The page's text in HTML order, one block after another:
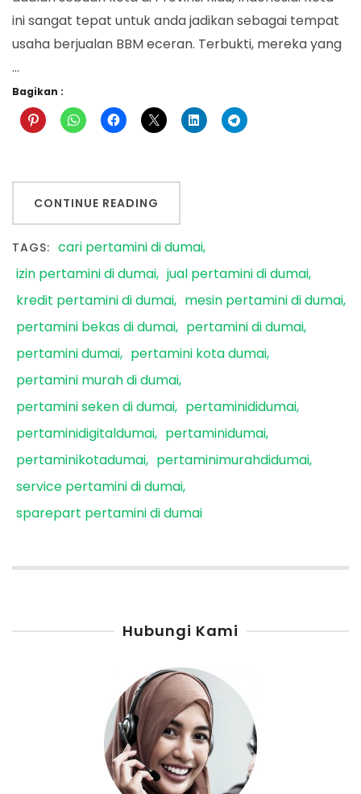
ini sangat tepat untuk anda jadikan sebagai tempat
usaha berjualan BBM eceran. Terbukti, mereka yang
…
Bagikan :
CONTINUE READING
TAGS: cari pertamini di dumai
izin pertamini di dumai jual pertamini di dumai
kredit pertamini di dumai
mesin pertamini di dumai
pertamini bekas di dumai
pertamini di dumai
pertamini dumai
pertamini kota dumai
pertamini murah di dumai
pertamini seken di dumai
pertaminididumai
pertaminidigitaldumai
pertaminidumai
pertaminikotadumai
pertaminimurahdidumai
service pertamini di dumai
sparepart pertamini di dumai
Hubungi Kami